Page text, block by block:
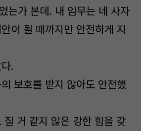
는가 본데. 내 임무는 네 사자
이 될 때까지만 안전하게 지
.
보호를 받지 않아도 안전했
질 거 같지 않은 강한 힘을 갖